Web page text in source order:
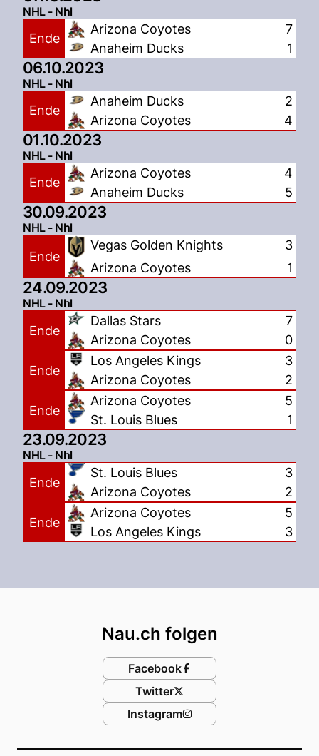
NHL - Nhl
Ende
Arizona Coyotes
Anaheim Ducks
7
1
06.10.2023
NHL - Nhl
Ende
Anaheim Ducks
Arizona Coyotes
2
4
01.10.2023
NHL - Nhl
Ende
Arizona Coyotes
Anaheim Ducks
4
5
30.09.2023
NHL - Nhl
Ende
Vegas Golden Knights
Arizona Coyotes
3
1
24.09.2023
NHL - Nhl
Ende
Dallas Stars
Arizona Coyotes
7
0
Ende
Los Angeles Kings
Arizona Coyotes
3
2
Ende
Arizona Coyotes
St. Louis Blues
5
1
23.09.2023
NHL - Nhl
Ende
St. Louis Blues
Arizona Coyotes
3
2
Ende
Arizona Coyotes
Los Angeles Kings
5
3
Nau.ch folgen
Facebook
Twitter
Instagram